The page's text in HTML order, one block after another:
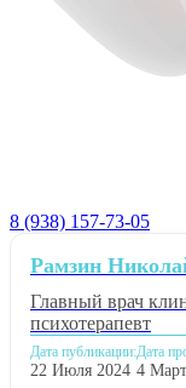
8 (938) 157-73-05
Рамзин
Главный врач
психотерапевт
Дата публикации:
22 Июля 2024
Дата
4